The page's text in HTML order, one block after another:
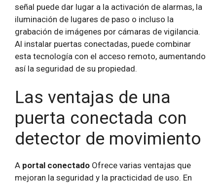
señal puede dar lugar a la activación de alarmas, la
iluminación de lugares de paso o incluso la
grabación de imágenes por cámaras de vigilancia.
Al instalar puertas conectadas, puede combinar
esta tecnología con el acceso remoto, aumentando
así la seguridad de su propiedad.
Las ventajas de una
puerta conectada con
detector de movimiento
A portal conectado Ofrece varias ventajas que
mejoran la seguridad y la practicidad de uso. En